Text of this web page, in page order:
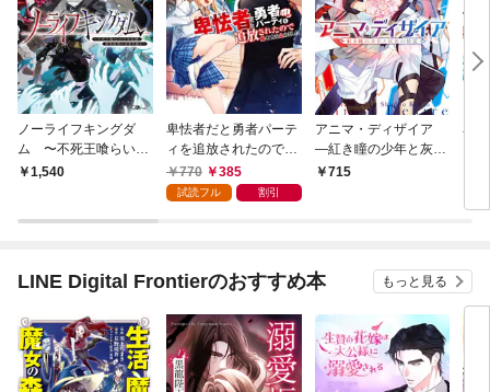
ノーライフキングダ
ム 〜不死王喰らいの
少年奴隷、最強最悪の
1,540
卑怯者だと勇者パーテ
ィを追放されたので働
くことを止めました １
巻
770 385
試読フル 割引
アニマ・ディザイア
―紅き瞳の少年と灰色
の精霊―
715
卑
LINE Digital Frontierのおすすめ本 もっと見る